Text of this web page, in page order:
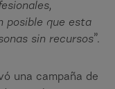
posible que esta
sin recursos”.
una campaña de